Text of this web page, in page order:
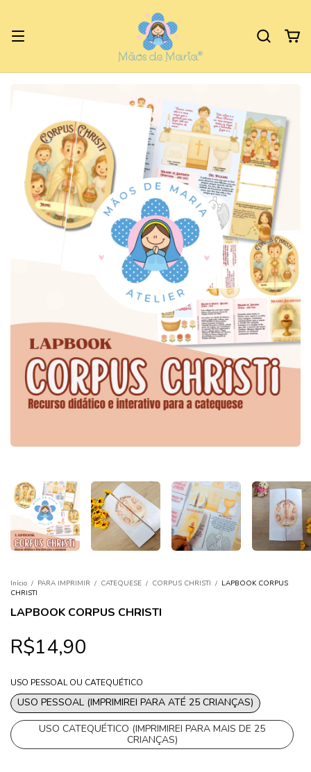
Início / PARA IMPRIMIR / CATEQUESE / CORPUS CHRISTI / LAPBOOK CORPUS
CHRISTI
LAPBOOK CORPUS CHRISTI
R$14,90
USO PESSOAL OU CATEQUÉTICO
USO PESSOAL (IMPRIMIREI PARA ATÉ 25 CRIANÇAS)
USO CATEQUÉTICO (IMPRIMIREI PARA MAIS DE 25
CRIANÇAS)